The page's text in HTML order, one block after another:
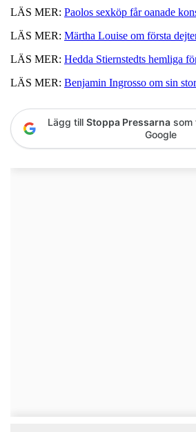
LÄS MER: Paolos sexköp får oanade
LÄS MER: Märtha Louise om första
LÄS MER: Hedda Stiernstedts hemliga
LÄS MER: Benjamin Ingrosso om sin
Lägg till Stoppa Pressarna som
Google